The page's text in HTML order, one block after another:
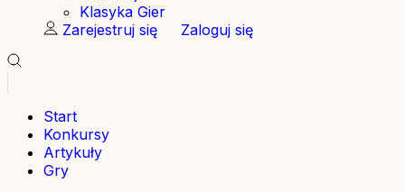
Klasyka Gier
Zarejestruj się
Zaloguj się
Start
Konkursy
Artykuły
Gry